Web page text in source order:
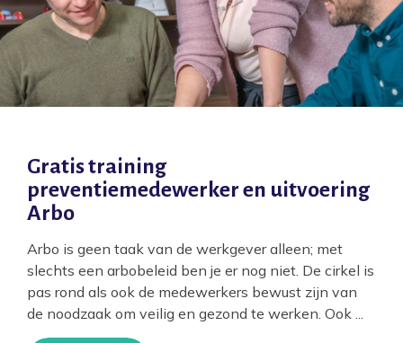
Gratis training
preventiemedewerker en uitvoering
Arbo
Arbo is geen taak van de werkgever alleen; met
slechts een arbobeleid ben je er nog niet. De cirkel is
pas rond als ook de medewerkers bewust zijn van
de noodzaak om veilig en gezond te werken. Ook ...